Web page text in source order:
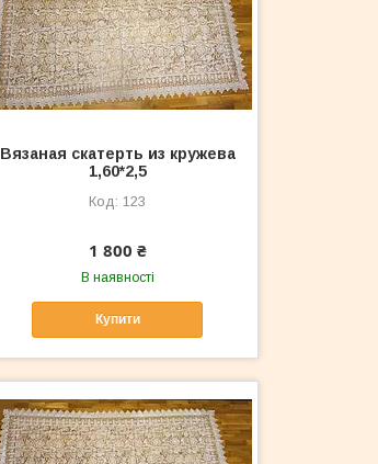
Вязаная скатерть из кружева
1,60*2,5
123
1 800 ₴
В наявності
Купити